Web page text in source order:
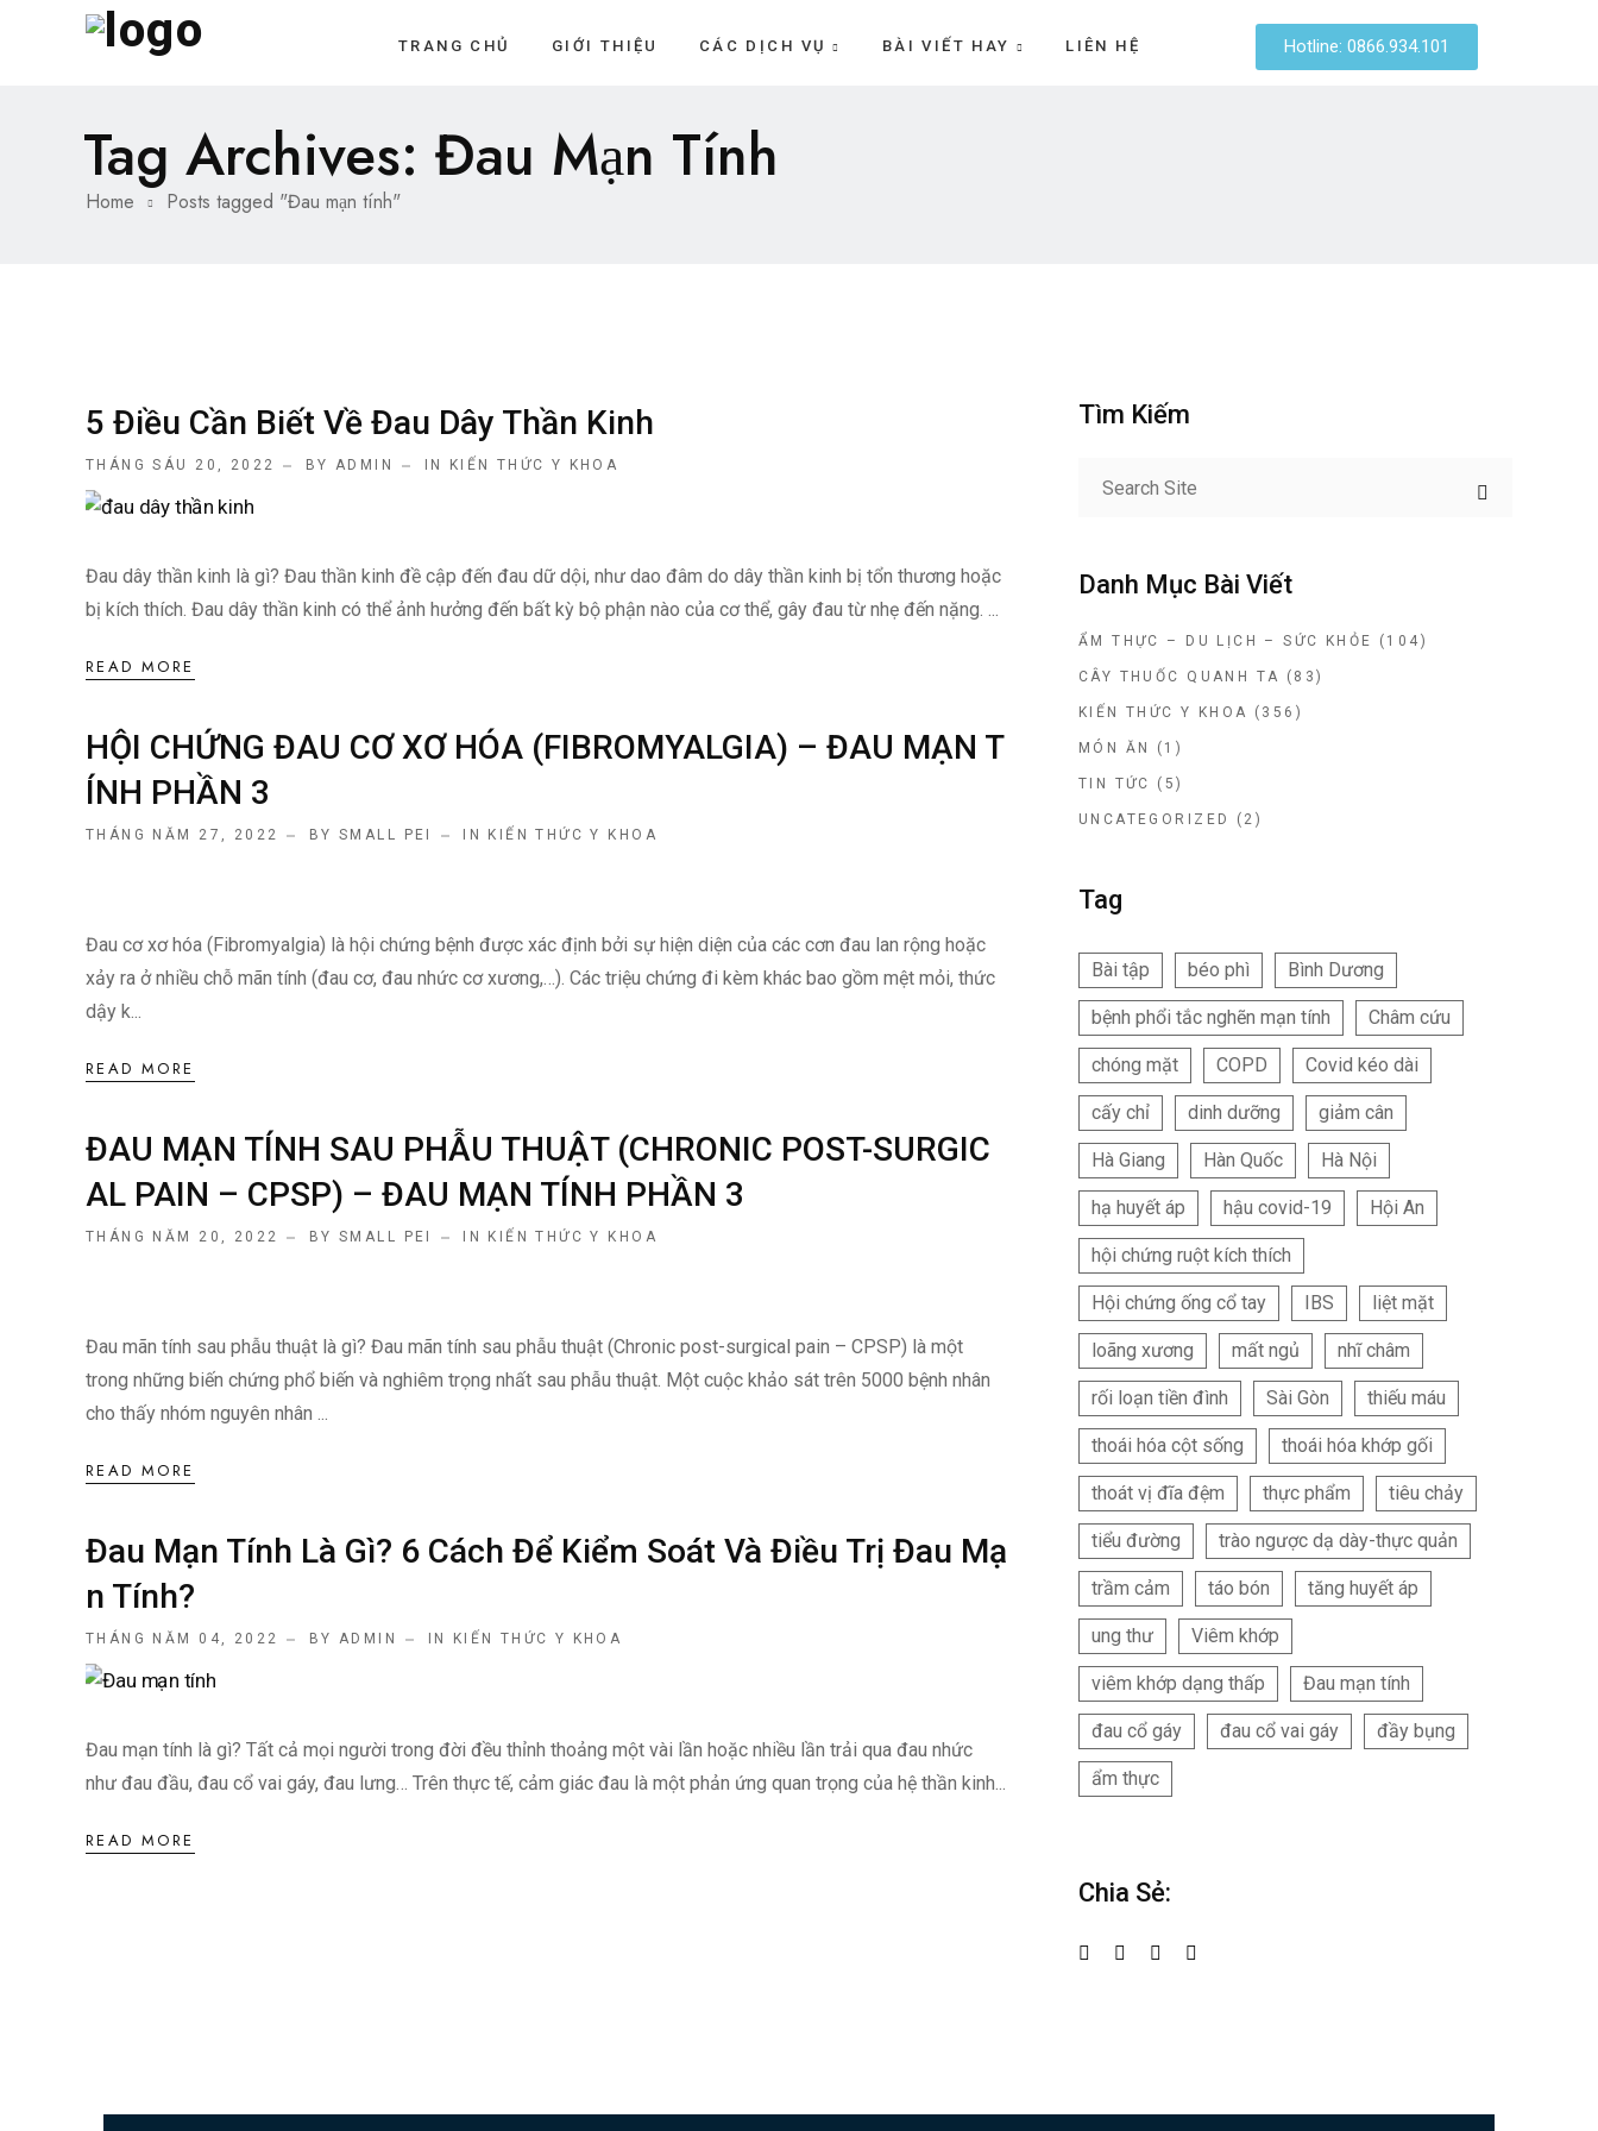
TRANG CHỦ GIỚI THIỆU CÁC DỊCH VỤ BÀI VIẾT HAY LIÊN HỆ Hotline: 0866.934.101
Tag Archives: Đau Mạn Tính
Home Posts tagged "Đau mạn tính"
5 Điều Cần Biết Về Đau Dây Thần Kinh
THÁNG SÁU 20, 2022 BY ADMIN IN KIẾN THỨC Y KHOA
Đau dây thần kinh là gì? Đau thần kinh đề cập đến đau dữ dội, như dao đâm do dây thần kinh bị tổn thương hoặc
bị kích thích. Đau dây thần kinh có thể ảnh hưởng đến bất kỳ bộ phận nào của cơ thể, gây đau từ nhẹ đến nặng. ...
READ MORE
HỘI CHỨNG ĐAU CƠ XƠ HÓA (FIBROMYALGIA) – ĐAU MẠN T
ÍNH PHẦN 3
THÁNG NĂM 27, 2022 BY SMALL PEI IN KIẾN THỨC Y KHOA
Đau cơ xơ hóa (Fibromyalgia) là hội chứng bệnh được xác định bởi sự hiện diện của các cơn đau lan rộng hoặc
xảy ra ở nhiều chỗ mãn tính (đau cơ, đau nhức cơ xương,…). Các triệu chứng đi kèm khác bao gồm mệt mỏi, thức
dậy k...
READ MORE
ĐAU MẠN TÍNH SAU PHẪU THUẬT (CHRONIC POST-SURGIC
AL PAIN – CPSP) – ĐAU MẠN TÍNH PHẦN 3
THÁNG NĂM 20, 2022 BY SMALL PEI IN KIẾN THỨC Y KHOA
Đau mãn tính sau phẫu thuật là gì? Đau mãn tính sau phẫu thuật (Chronic post-surgical pain – CPSP) là một
trong những biến chứng phổ biến và nghiêm trọng nhất sau phẫu thuật. Một cuộc khảo sát trên 5000 bệnh nhân
cho thấy nhóm nguyên nhân ...
READ MORE
Đau Mạn Tính Là Gì? 6 Cách Để Kiểm Soát Và Điều Trị Đau Mạ
N Tính?
THÁNG NĂM 04, 2022 BY ADMIN IN KIẾN THỨC Y KHOA
Đau mạn tính là gì? Tất cả mọi người trong đời đều thỉnh thoảng một vài lần hoặc nhiều lần trải qua đau nhức
như đau đầu, đau cổ vai gáy, đau lưng… Trên thực tế, cảm giác đau là một phản ứng quan trọng của hệ thần kinh...
READ MORE
Tìm Kiếm
Danh Mục Bài Viết
ẨM THỰC – DU LỊCH – SỨC KHỎE (104)
CÂY THUỐC QUANH TA (83)
KIẾN THỨC Y KHOA (356)
MÓN ĂN (1)
TIN TỨC (5)
UNCATEGORIZED (2)
Tag
Bài tập béo phì Bình Dương
bệnh phổi tắc nghẽn mạn tính Châm cứu
chóng mặt COPD Covid kéo dài
cấy chỉ dinh dưỡng giảm cân
Hà Giang Hàn Quốc Hà Nội
hạ huyết áp hậu covid-19 Hội An
hội chứng ruột kích thích
Hội chứng ống cổ tay IBS liệt mặt
loãng xương mất ngủ nhĩ châm
rối loạn tiền đình Sài Gòn thiếu máu
thoái hóa cột sống thoái hóa khớp gối
thoát vị đĩa đệm thực phẩm tiêu chảy
tiểu đường trào ngược dạ dày-thực quản
trầm cảm táo bón tăng huyết áp
ung thư Viêm khớp
viêm khớp dạng thấp Đau mạn tính
đau cổ gáy đau cổ vai gáy đầy bụng
ẩm thực
Chia Sẻ: